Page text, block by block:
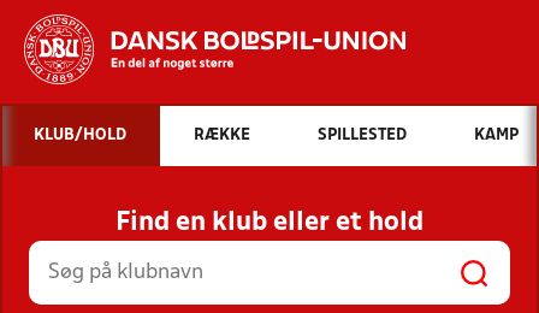
Hvad vil du søge efter?
INDHOLD OG NYHEDER
STILLINGER, RESULTATER, KLUBBER OG
HOLD
KLUB/HOLD RÆKKE SPILLESTED KAMP
Find en klub eller et hold